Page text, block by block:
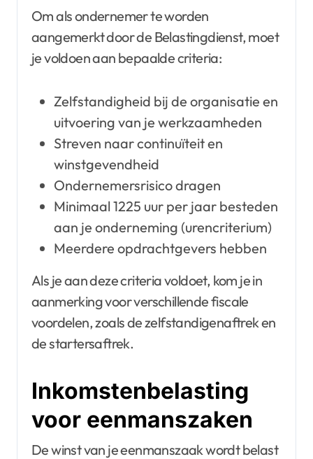
Om als ondernemer te worden
aangemerkt door de Belastingdienst, moet
je voldoen aan bepaalde criteria:
Zelfstandigheid bij de organisatie en
uitvoering van je werkzaamheden
Streven naar continuïteit en
winstgevendheid
Ondernemersrisico dragen
Minimaal 1225 uur per jaar besteden
aan je onderneming (urencriterium)
Meerdere opdrachtgevers hebben
Als je aan deze criteria voldoet, kom je in
aanmerking voor verschillende fiscale
voordelen, zoals de zelfstandigenaftrek en
de startersaftrek.
Inkomstenbelasting
voor eenmanszaken
De winst van je eenmanszaak wordt belast